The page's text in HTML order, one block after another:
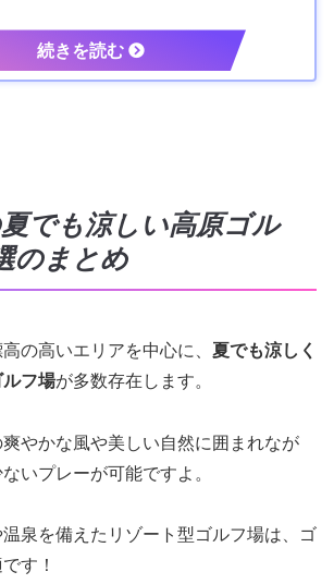
でも涼しい高原ゴル
のまとめ
の高いエリアを中心に、 夏でも涼しく
フ場が多数存在します。
やかな風や美しい自然に囲まれなが
いプレーが可能ですよ。
泉を備えたリゾート型ゴルフ場は、ゴ
す！